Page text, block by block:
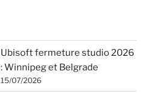
Ubisoft fermeture studio 2026
: Winnipeg et Belgrade
15/07/2026